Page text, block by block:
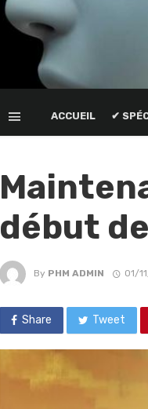
ACCUEIL ✔
début
By PHM ADMIN 01/
Share Tweet